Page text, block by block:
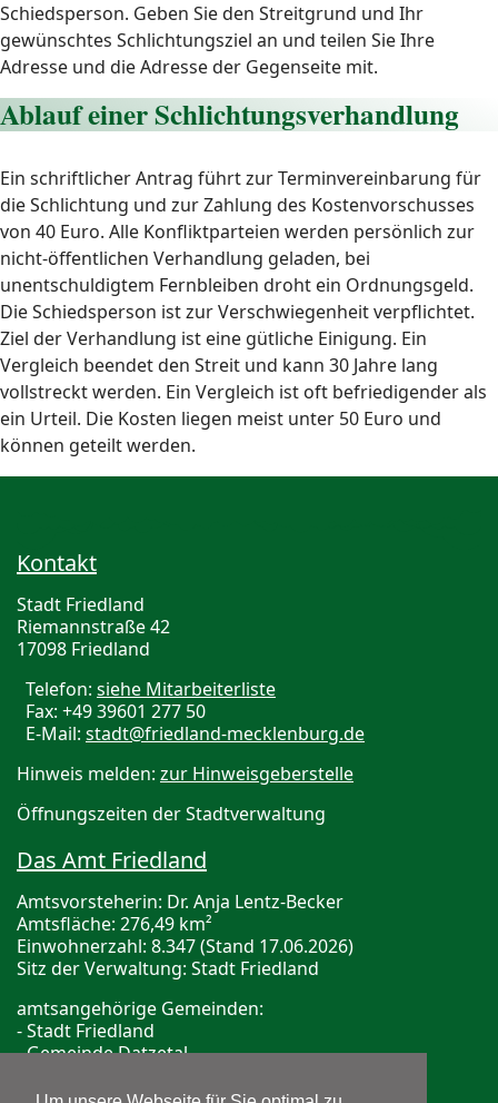
Schiedsperson. Geben Sie den Streitgrund und Ihr
gewünschtes Schlichtungsziel an und teilen Sie Ihre
Adresse und die Adresse der Gegenseite mit.
Ablauf einer Schlichtungsverhandlung
Ein schriftlicher Antrag führt zur Terminvereinbarung für
die Schlichtung und zur Zahlung des Kostenvorschusses
von 40 Euro. Alle Konfliktparteien werden persönlich zur
nicht-öffentlichen Verhandlung geladen, bei
unentschuldigtem Fernbleiben droht ein Ordnungsgeld.
Die Schiedsperson ist zur Verschwiegenheit verpflichtet.
Ziel der Verhandlung ist eine gütliche Einigung. Ein
Vergleich beendet den Streit und kann 30 Jahre lang
vollstreckt werden. Ein Vergleich ist oft befriedigender als
ein Urteil. Die Kosten liegen meist unter 50 Euro und
können geteilt werden.
Kontakt
Stadt Friedland
Riemannstraße 42
17098 Friedland
Telefon: siehe Mitarbeiterliste
Fax: +49 39601 277 50
E-Mail: stadt@friedland-mecklenburg.de
Hinweis melden: zur Hinweisgeberstelle
Öffnungszeiten der Stadtverwaltung
Das Amt Friedland
Amtsvorsteherin: Dr. Anja Lentz-Becker
Amtsfläche: 276,49 km²
Einwohnerzahl: 8.347 (Stand 17.06.2026)
Sitz der Verwaltung: Stadt Friedland
amtsangehörige Gemeinden:
- Stadt Friedland
- Gemeinde Datzetal